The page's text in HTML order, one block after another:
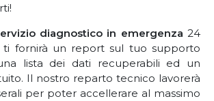
diagnostico in emergenza 24
fornirà un report sul tuo supporto
lista dei dati recuperabili ed un
Il nostro reparto tecnico lavorerà
per poter accellerare al massimo